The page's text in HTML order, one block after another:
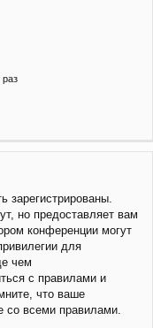
но предоставляет вам
конференции могут
для
чем
с правилами и
что ваше
со всеми правилами.